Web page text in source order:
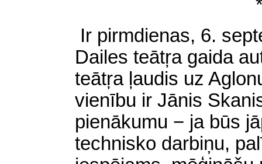
Ir pirmdienas, 6.
Dailes teātŗa gaida
teātŗa ļaudis uz
vienību ir Jānis
pienākumu − ja būs
technisko darbiņu,